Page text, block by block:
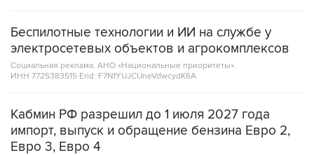
Беспилотные технологии и ИИ на службе у
электросетевых объектов и агрокомплексов
Социальная реклама, АНО «Национальные приоритеты».
ИНН 7725383515 Erid: F7NfYUJCUneVdwcydK6A
Кабмин РФ разрешил до 1 июля 2027 года
импорт, выпуск и обращение бензина Евро 2,
Евро 3, Евро 4